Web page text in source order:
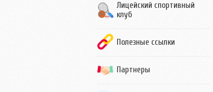
Лицейский спортивный
клуб
Полезные ссылки
Партнеры